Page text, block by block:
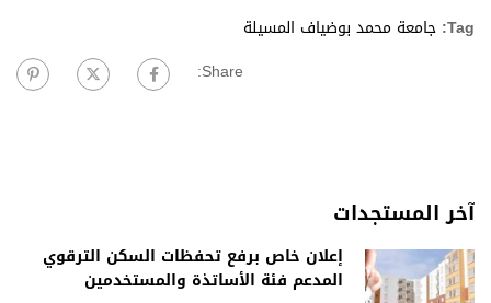
Tag: جامعة محمد بوضياف المسيلة
Share:
آخر المستجدات
إعلان خاص برفع تحفظات السكن الترقوي
المدعم فئة الأساتذة والمستخدمين